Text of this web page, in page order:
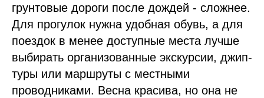
грунтовые дороги после дождей - сложнее.
Для прогулок нужна удобная обувь, а для
поездок в менее доступные места лучше
выбирать организованные экскурсии, джип-
туры или маршруты с местными
проводниками. Весна красива, но она не